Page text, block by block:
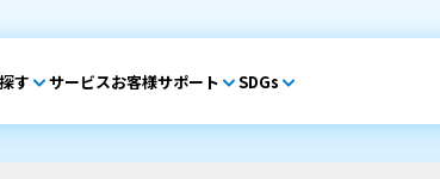
す サービスお客様サポート SDGs